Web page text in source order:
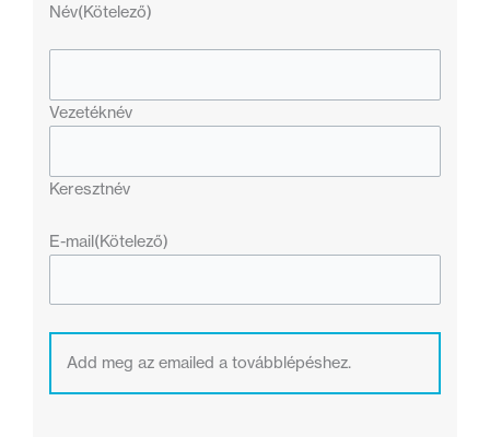
Név(Kötelező)
Vezetéknév
Keresztnév
E-mail(Kötelező)
Add meg az emailed a továbblépéshez.